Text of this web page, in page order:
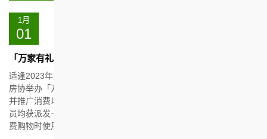
1月
01
「万家有礼迎钻禧」消费推广活动
适逢2023年是香港房屋协会（房协）成立75周年，为了与民同乐，
房协举办「万家有礼迎钻禧」活动，与租户和员工一同分享喜悦，
并推广消费以刺激经济。所有名列于房协出租住宅单位租约上的成
员均获派发一套合共港币$100的现金券，于活动期内到参与商户消
费购物时使用。